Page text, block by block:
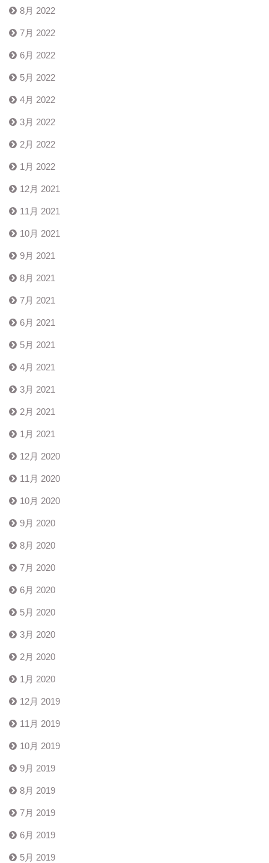
8月 2022
7月 2022
6月 2022
5月 2022
4月 2022
3月 2022
2月 2022
1月 2022
12月 2021
11月 2021
10月 2021
9月 2021
8月 2021
7月 2021
6月 2021
5月 2021
4月 2021
3月 2021
2月 2021
1月 2021
12月 2020
11月 2020
10月 2020
9月 2020
8月 2020
7月 2020
6月 2020
5月 2020
3月 2020
2月 2020
1月 2020
12月 2019
11月 2019
10月 2019
9月 2019
8月 2019
7月 2019
6月 2019
5月 2019